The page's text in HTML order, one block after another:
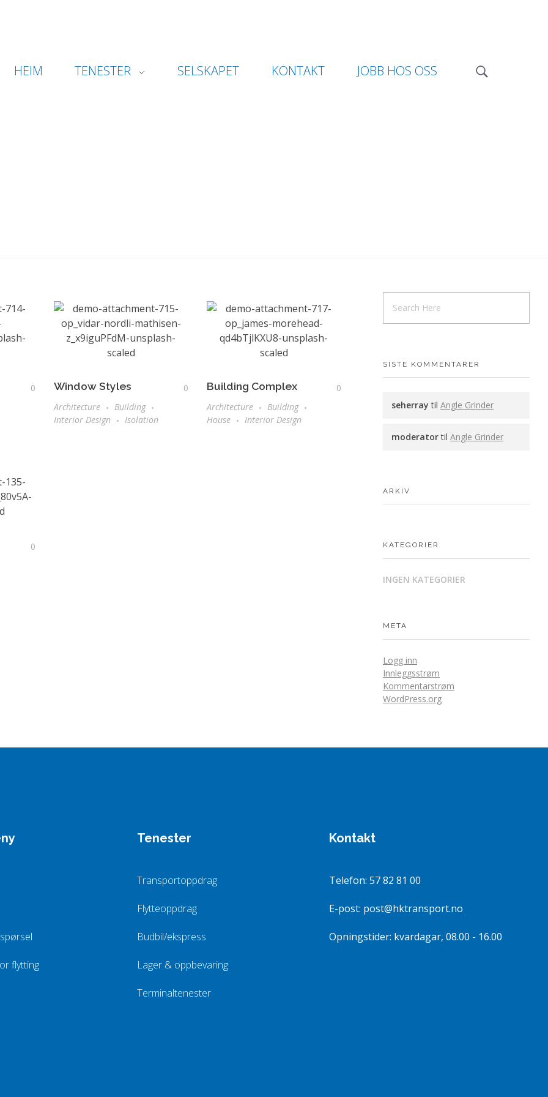
HEIM TENESTER SELSKAPET KONTAKT JOBB HOS OSS
0
Window Styles
0
Architecture
Building
Interior Design
Isolation
Building Complex
0
Architecture
Building
House
Interior Design
0
SISTE KOMMENTARER
seherray til Angle Grinder
moderatortil Angle Grinder
ARKIV
KATEGORIER
INGEN KATEGORIER
META
Logg inn
Innleggsstrøm
Kommentarstrøm
WordPress.org
flytting
Tenester
Transportoppdrag
Flytteoppdrag
Budbil/ekspress
Lager & oppbevaring
Terminaltenester
Kontakt
Telefon: 57 82 81 00
E-post: post@hktransport.no
Opningstider: kvardagar, 08.00 - 16.00